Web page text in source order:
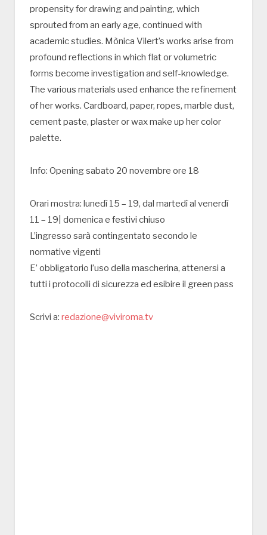
propensity for drawing and painting, which
sprouted from an early age, continued with
academic studies. Mònica Vilert’s works arise from
profound reflections in which flat or volumetric
forms become investigation and self-knowledge.
The various materials used enhance the refinement
of her works. Cardboard, paper, ropes, marble dust,
cement paste, plaster or wax make up her color
palette.
Info: Opening sabato 20 novembre ore 18
Orari mostra: lunedì 15 – 19, dal martedì al venerdì
11 – 19| domenica e festivi chiuso
L’ingresso sarà contingentato secondo le
normative vigenti
E’ obbligatorio l’uso della mascherina, attenersi a
tutti i protocolli di sicurezza ed esibire il green pass
Scrivi a: redazione@viviroma.tv